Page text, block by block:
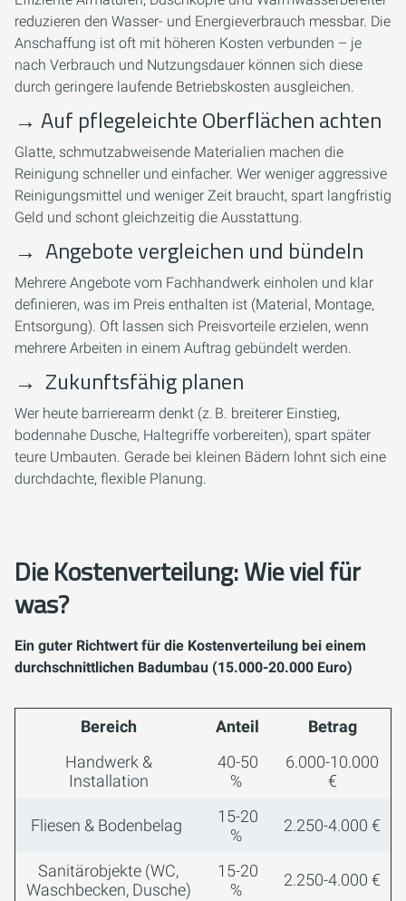
reduzieren den Wasser- und Energieverbrauch messbar. Die
Anschaffung ist oft mit höheren Kosten verbunden – je
nach Verbrauch und Nutzungsdauer können sich diese
durch geringere laufende Betriebskosten ausgleichen.
→ Auf pflegeleichte Oberflächen achten
Glatte, schmutzabweisende Materialien machen die
Reinigung schneller und einfacher. Wer weniger aggressive
Reinigungsmittel und weniger Zeit braucht, spart langfristig
Geld und schont gleichzeitig die Ausstattung.
→ Angebote vergleichen und bündeln
Mehrere Angebote vom Fachhandwerk einholen und klar
definieren, was im Preis enthalten ist (Material, Montage,
Entsorgung). Oft lassen sich Preisvorteile erzielen, wenn
mehrere Arbeiten in einem Auftrag gebündelt werden.
→ Zukunftsfähig planen
Wer heute barrierearm denkt (z. B. breiterer Einstieg,
bodennahe Dusche, Haltegriffe vorbereiten), spart später
teure Umbauten. Gerade bei kleinen Bädern lohnt sich eine
durchdachte, flexible Planung.
Die Kostenverteilung: Wie viel für
was?
Ein guter Richtwert für die Kostenverteilung bei einem
durchschnittlichen Badumbau (15.000-20.000 Euro)
Bereich Anteil
Betrag
Handwerk &
Installation
40-50
%
6.000-10.000
€
Fliesen & Bodenbelag
15-20
%
2.250-4.000 €
Sanitärobjekte (WC,
Waschbecken, Dusche)
15-20
%
2.250-4.000 €